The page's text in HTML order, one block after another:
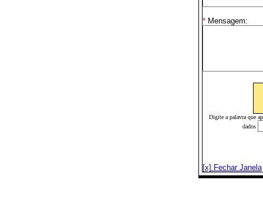
*Mensagem:
Digite a palavra que
dados
[x] Fechar Janela